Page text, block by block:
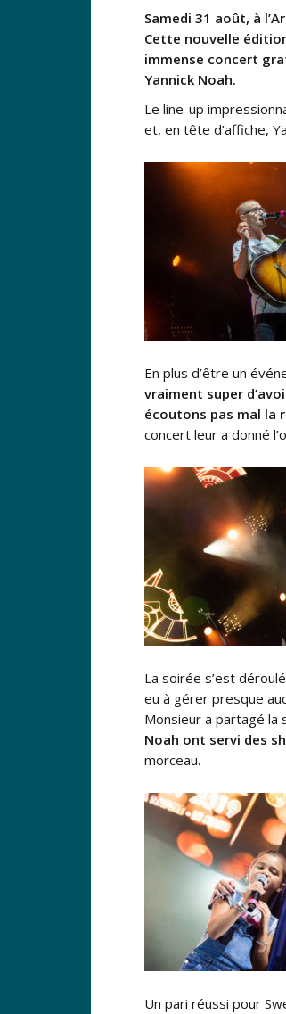
Samedi 31 août, à
Cette nouvelle
immense concert
Yannick Noah.
Le line-up
et, en tête d’affiche,
En plus d’être un
vraiment super
écoutons pas mal la
concert leur a donné
La soirée s’est
eu à gérer presque
Monsieur a partagé la
Noah ont servi des
morceau.
Un pari réussi pour